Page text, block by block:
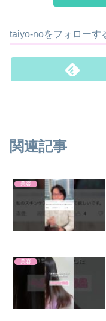
taiyo-noをフォローす
関連記事
美容
美容